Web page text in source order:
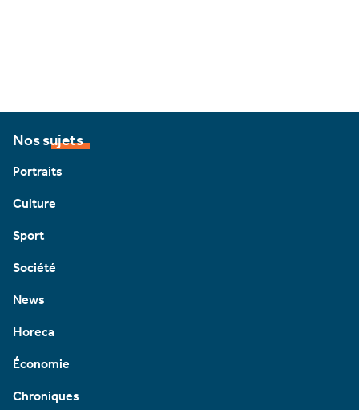
Nos sujets
Portraits
Culture
Sport
Société
News
Horeca
Économie
Chroniques